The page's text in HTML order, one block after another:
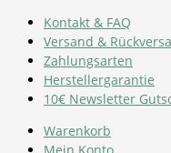
Kontakt & FAQ
Versand &
Zahlungsarten
Herstellergarantie
10€ Newsletter
Warenkorb
Mein Konto